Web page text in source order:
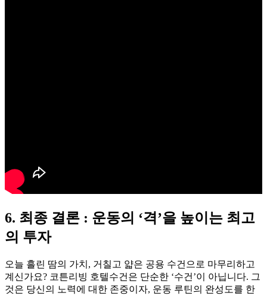
6. 최종 결론 : 운동의 ‘격’을 높이는 최고
의 투자
오늘 흘린 땀의 가치, 거칠고 얇은 공용 수건으로 마무리하고
계신가요? 코튼리빙 호텔수건은 단순한 ‘수건’이 아닙니다. 그
것은 당신의 노력에 대한 존중이자, 운동 루틴의 완성도를 한